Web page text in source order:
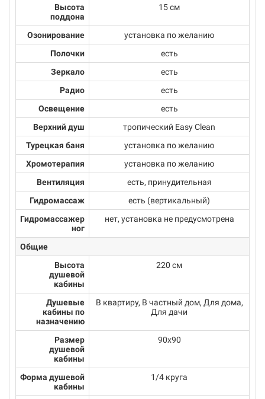
Высота
поддона
15 см
Озонирование
установка по желанию
Полочки
есть
Зеркало
есть
Радио
есть
Освещение
есть
Верхний душ
тропический Easy Clean
Турецкая баня
установка по желанию
Хромотерапия
установка по желанию
Вентиляция
есть, принудительная
Гидромассаж
есть (вертикальный)
Гидромассажер
ног
нет, установка не предусмотрена
Общие
Высота
душевой
кабины
220 см
Душевые
кабины по
назначению
В квартиру, В частный дом, Для дома,
Для дачи
Размер
душевой
кабины
90х90
Форма душевой
кабины
1/4 круга